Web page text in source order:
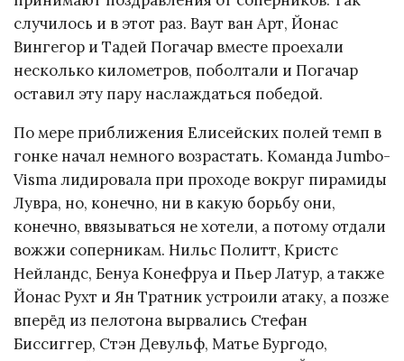
случилось и в этот раз. Ваут ван Арт, Йонас
Вингегор и Тадей Погачар вместе проехали
несколько километров, поболтали и Погачар
оставил эту пару наслаждаться победой.
По мере приближения Елисейских полей темп в
гонке начал немного возрастать. Команда Jumbo-
Visma лидировала при проходе вокруг пирамиды
Лувра, но, конечно, ни в какую борьбу они,
конечно, ввязываться не хотели, а потому отдали
вожжи соперникам. Нильс Политт, Кристс
Нейландс, Бенуа Конефруа и Пьер Латур, а также
Йонас Рухт и Ян Тратник устроили атаку, а позже
вперёд из пелотона вырвались Стефан
Биссиггер, Стэн Девульф, Матье Бургодо,